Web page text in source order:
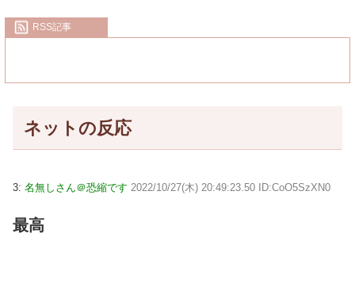
RSS記事
ネットの反応
3: 名無しさん＠恐縮です 2022/10/27(木) 20:49:23.50 ID:CoO5SzXN0
最高